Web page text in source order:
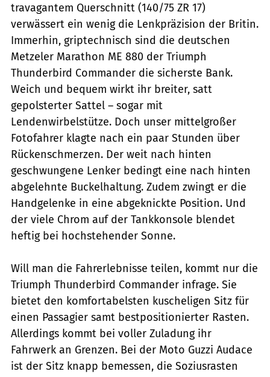
travagantem Querschnitt (140/75 ZR 17)
verwässert ein wenig die Lenkpräzision der Britin.
Immerhin, griptechnisch sind die deutschen
Metzeler Marathon ME 880 der Triumph
Thunderbird Commander die sicherste Bank.
Weich und bequem wirkt ihr breiter, satt
gepolsterter Sattel – sogar mit
Lendenwirbelstütze. Doch unser mittelgroßer
Fotofahrer klagte nach ein paar Stunden über
Rückenschmerzen. Der weit nach hinten
geschwungene Lenker bedingt eine nach hinten
abgelehnte Buckelhaltung. Zudem zwingt er die
Handgelenke in eine abgeknickte Position. Und
der viele Chrom auf der Tankkonsole blendet
heftig bei hochstehender Sonne.
Will man die Fahrerlebnisse teilen, kommt nur die
Triumph Thunderbird Commander infrage. Sie
bietet den komfortabelsten kuscheligen Sitz für
einen Passagier samt bestpositionierter Rasten.
Allerdings kommt bei voller Zuladung ihr
Fahrwerk an Grenzen. Bei der Moto Guzzi Audace
ist der Sitz knapp bemessen, die Soziusrasten